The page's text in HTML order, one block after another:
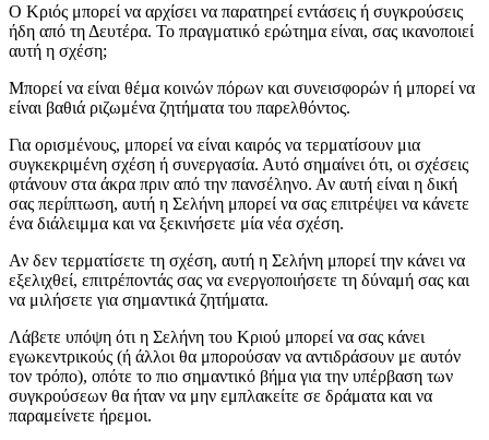
Ο Κριός μπορεί να αρχίσει να παρατηρεί εντάσεις ή συγκρούσεις
ήδη από τη Δευτέρα. Το πραγματικό ερώτημα είναι, σας ικανοποιεί
αυτή η σχέση;
Μπορεί να είναι θέμα κοινών πόρων και συνεισφορών ή μπορεί να
είναι βαθιά ριζωμένα ζητήματα του παρελθόντος.
Για ορισμένους, μπορεί να είναι καιρός να τερματίσουν μια
συγκεκριμένη σχέση ή συνεργασία. Αυτό σημαίνει ότι, οι σχέσεις
φτάνουν στα άκρα πριν από την πανσέληνο. Αν αυτή είναι η δική
σας περίπτωση, αυτή η Σελήνη μπορεί να σας επιτρέψει να κάνετε
ένα διάλειμμα και να ξεκινήσετε μία νέα σχέση.
Αν δεν τερματίσετε τη σχέση, αυτή η Σελήνη μπορεί την κάνει να
εξελιχθεί, επιτρέποντάς σας να ενεργοποιήσετε τη δύναμή σας και
να μιλήσετε για σημαντικά ζητήματα.
Λάβετε υπόψη ότι η Σελήνη του Κριού μπορεί να σας κάνει
εγωκεντρικούς (ή άλλοι θα μπορούσαν να αντιδράσουν με αυτόν
τον τρόπο), οπότε το πιο σημαντικό βήμα για την υπέρβαση των
συγκρούσεων θα ήταν να μην εμπλακείτε σε δράματα και να
παραμείνετε ήρεμοι.